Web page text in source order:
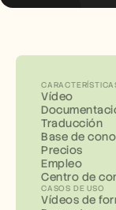
Vídeo
Traducción
Base de
Precios
Empleo
Centro de
CASOS DE USO
Vídeos de